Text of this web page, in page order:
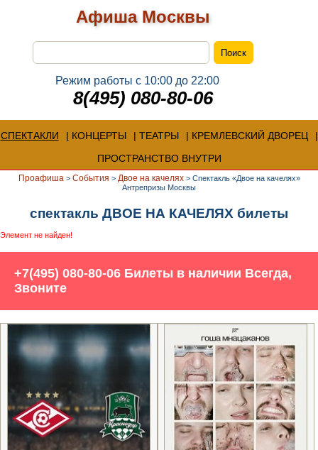
Афиша Москвы
Режим работы с 10:00 до 22:00
8(495) 080-80-06
СПЕКТАКЛИ КОНЦЕРТЫ ТЕАТРЫ
КРЕМЛЕВСКИЙ ДВОРЕЦ
ПРОСТРАНСТВО ВНУТРИ
Проафиша > События > Двое на качелях> Спектакль «Двое на качелях»
Антрепризы Москвы
спектакль ДВОЕ НА КАЧЕЛЯХ билеты
Элемент не найден!
+7(495) 080-80-06 Билеты в наличии Всегда,
Звоните